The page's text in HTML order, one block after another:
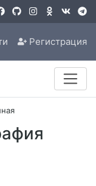
Регистрация